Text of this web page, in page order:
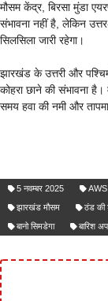
मौसम केंद्र, बिरसा मुंडा
संभावना नहीं है, लेकिन
सिलसिला जारी रहेगा।
झारखंड के उत्तरी और
कोहरा छाने की संभावना
समय हवा की नमी और
5 नवम्बर 2025 AWS
झारखंड मौसम
ठंड
बानो सिमडेगा
बारिश